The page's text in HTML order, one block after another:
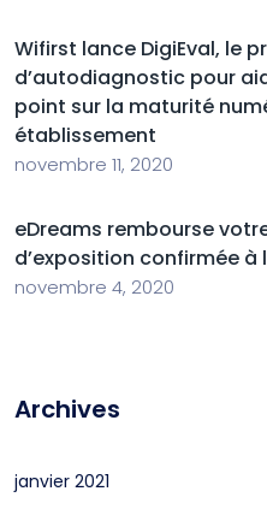
Wifirst lance DigiEval, le
d’autodiagnostic pour
point sur la maturité
établissement
novembre 11, 2020
eDreams rembourse
d’exposition confirmée à
novembre 4, 2020
Archives
janvier 2021